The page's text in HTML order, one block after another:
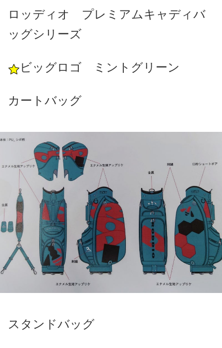
ロッディオ プレミアムキャディバ
ッグシリーズ
ビッグロゴ ミントグリーン
カートバッグ
スタンドバッグ